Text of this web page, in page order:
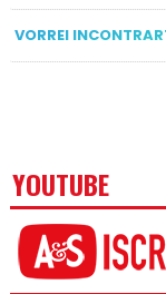
VORREI
YOUTUBE